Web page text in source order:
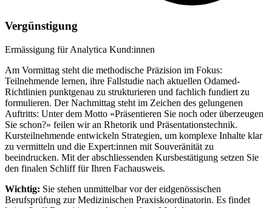
Vergünstigung
Ermässigung für Analytica Kund:innen
Am Vormittag steht die methodische Präzision im Fokus:
Teilnehmende lernen, ihre Fallstudie nach aktuellen Odamed-
Richtlinien punktgenau zu strukturieren und fachlich fundiert zu
formulieren. Der Nachmittag steht im Zeichen des gelungenen
Auftritts: Unter dem Motto «Präsentieren Sie noch oder überzeugen
Sie schon?» feilen wir an Rhetorik und Präsentationstechnik.
Kursteilnehmende entwickeln Strategien, um komplexe Inhalte klar
zu vermitteln und die Expert:innen mit Souveränität zu
beeindrucken. Mit der abschliessenden Kursbestätigung setzen Sie
den finalen Schliff für Ihren Fachausweis.
Wichtig: Sie stehen unmittelbar vor der eidgenössischen
Berufsprüfung zur Medizinischen Praxiskoordinatorin. Es findet